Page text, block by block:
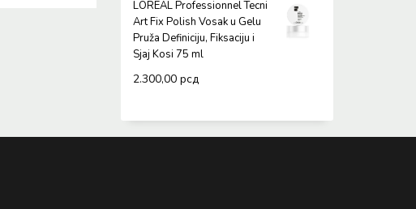
LOREAL Professionnel Tecni
Art Fix Polish Vosak u Gelu
Pruža Definiciju, Fiksaciju i
Sjaj Kosi 75 ml
2.300,00 рсд